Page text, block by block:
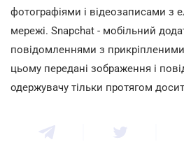
фотографіями і відеозаписами з
мережі. Snapchat - мобільний
повідомленнями з
цьому передані зображення і
одержувачу тільки протягом